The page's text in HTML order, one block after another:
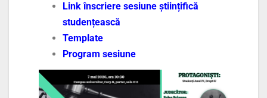
Link înscriere sesiune științifică
studențească
Template
Program sesiune